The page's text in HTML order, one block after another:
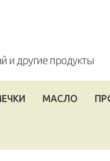
и другие продукты
МАСЛО